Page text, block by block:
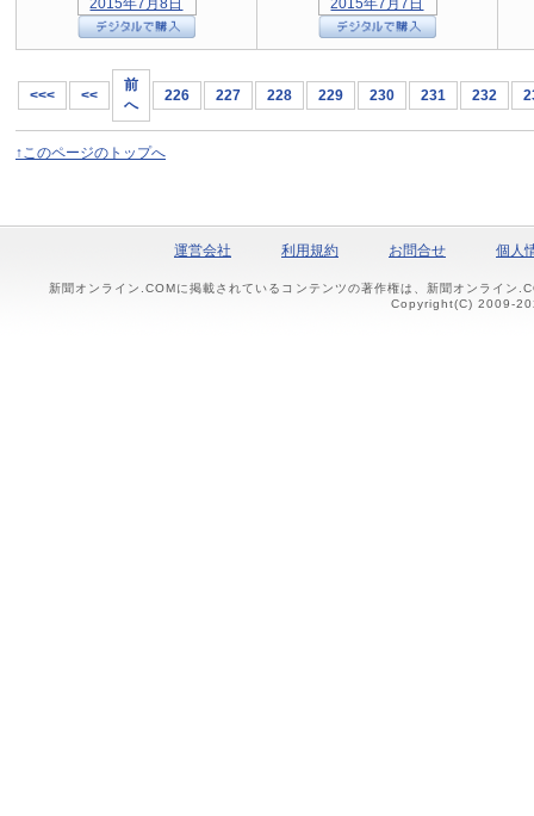
<<< <<
前
へ
226 227 228 229 230 231 232
↑このページのトップへ
運営会社 利用規約 お問合せ 個人
新聞オンライン.COMに掲載されているコンテンツの著作権は、新聞オンライン
Copyright(C) 2009-